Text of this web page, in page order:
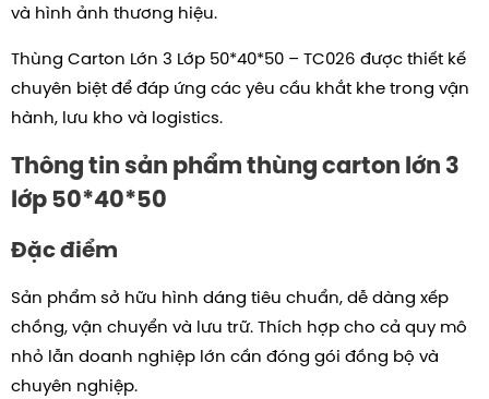
và hình ảnh thương hiệu.
Thùng Carton Lớn 3 Lớp 50*40*50 – TC026 được thiết kế
chuyên biệt để đáp ứng các yêu cầu khắt khe trong vận
hành, lưu kho và logistics.
Thông tin sản phẩm thùng carton lớn 3
lớp 50*40*50
Đặc điểm
Sản phẩm sở hữu hình dáng tiêu chuẩn, dễ dàng xếp
chồng, vận chuyển và lưu trữ. Thích hợp cho cả quy mô
nhỏ lẫn doanh nghiệp lớn cần đóng gói đồng bộ và
chuyên nghiệp.